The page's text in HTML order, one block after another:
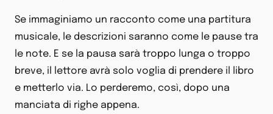
Se immaginiamo un racconto come una partitura
musicale, le descrizioni saranno come le pause tra
le note. E se la pausa sarà troppo lunga o troppo
breve, il lettore avrà solo voglia di prendere il libro
e metterlo via. Lo perderemo, così, dopo una
manciata di righe appena.